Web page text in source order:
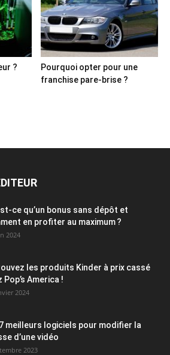
?
Pourquoi opter pour une
franchise pare-brise ?
ce qu’un bonus sans dépôt et
en profiter au maximum ?
2024
les produits Kinder à prix cassé
Pop’s America !
2024
meilleurs logiciels pour modifier la
d’une vidéo
2023